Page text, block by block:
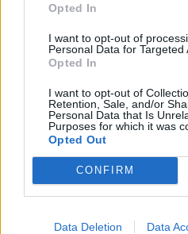
Opted In
I want to opt-out of
Personal Data for Targeted
Opted In
I want to opt-out of
Retention, Sale, and/or
Personal Data that Is
Purposes for which it was
Opted Out
CONFIRM
Data Deletion Data